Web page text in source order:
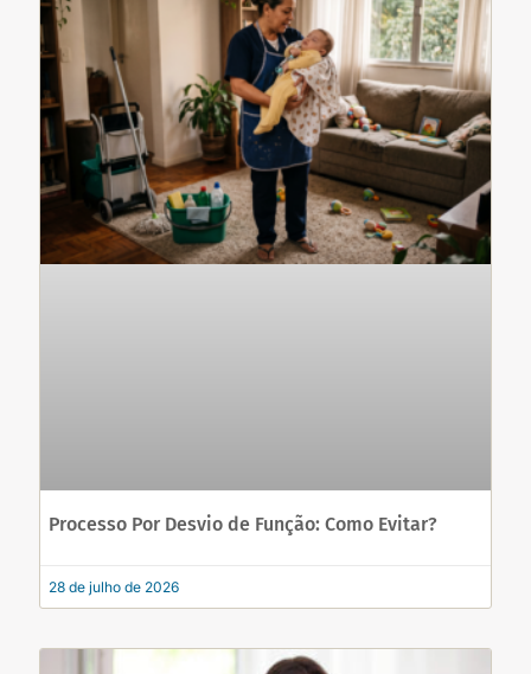
Processo Por Desvio de Função: Como Evitar?
28 de julho de 2026